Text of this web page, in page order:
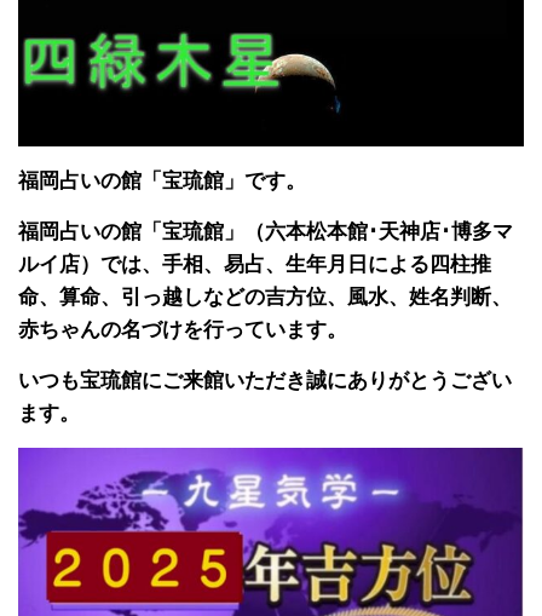
福岡占いの館「宝琉館」です。
福岡占いの館「宝琉館」（六本松本館･天神店･博多マ
ルイ店）では、手相、易占、生年月日による四柱推
命、算命、引っ越しなどの吉方位、風水、姓名判断、
赤ちゃんの名づけを行っています。
いつも宝琉館にご来館いただき誠にありがとうござい
ます。